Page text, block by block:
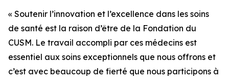
« Soutenir l’innovation et l’excellence dans les soins
de santé est la raison d’être de la Fondation du
CUSM. Le travail accompli par ces médecins est
essentiel aux soins exceptionnels que nous offrons et
c’est avec beaucoup de fierté que nous participons à